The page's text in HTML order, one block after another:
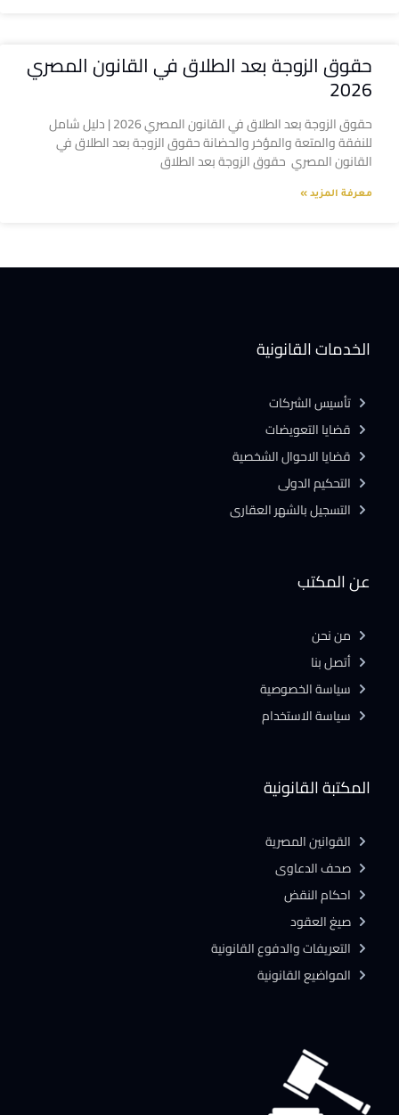
حقوق الزوجة بعد الطلاق في القانون المصري
2026
حقوق الزوجة بعد الطلاق في القانون المصري 2026 | دليل شامل
للنفقة والمتعة والمؤخر والحضانة حقوق الزوجة بعد الطلاق في
القانون المصري حقوق الزوجة بعد الطلاق
معرفة المزيد »
المكتبة القانونية
القوانين المصرية
صحف الدعاوى
احكام النقض
صيغ العقود
التعريفات والدفوع القانونية
المواضيع القانونية
عن المكتب
من نحن
أتصل بنا
سياسة الخصوصية
سياسة الاستخدام
الخدمات القانونية
تأسيس الشركات
قضايا التعويضات
قضايا الاحوال الشخصية
التحكيم الدولى
التسجيل بالشهر العقارى